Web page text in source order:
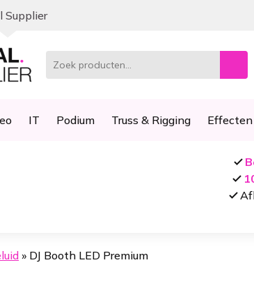
Supplier
Zoeken
IT Podium Truss & Rigging Effecten
» DJ Booth LED Premium